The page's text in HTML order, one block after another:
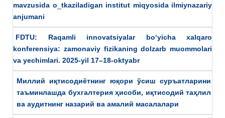
mavzusida o‗tkaziladigan institut miqyosida ilmiynazariy
anjumani
FDTU: Raqamli innovatsiyalar bo‘yicha xalqaro
konferensiya: zamonaviy fizikaning dolzarb muommolari
va yechimlari. 2025-yil 17–18-oktyabr
Миллий иқтисодиётнинг юқори ўсиш суръатларини
таъминлашда бухгалтерия ҳисоби, иқтисодий таҳлил
ва аудитнинг назарий ва амалий масалалари